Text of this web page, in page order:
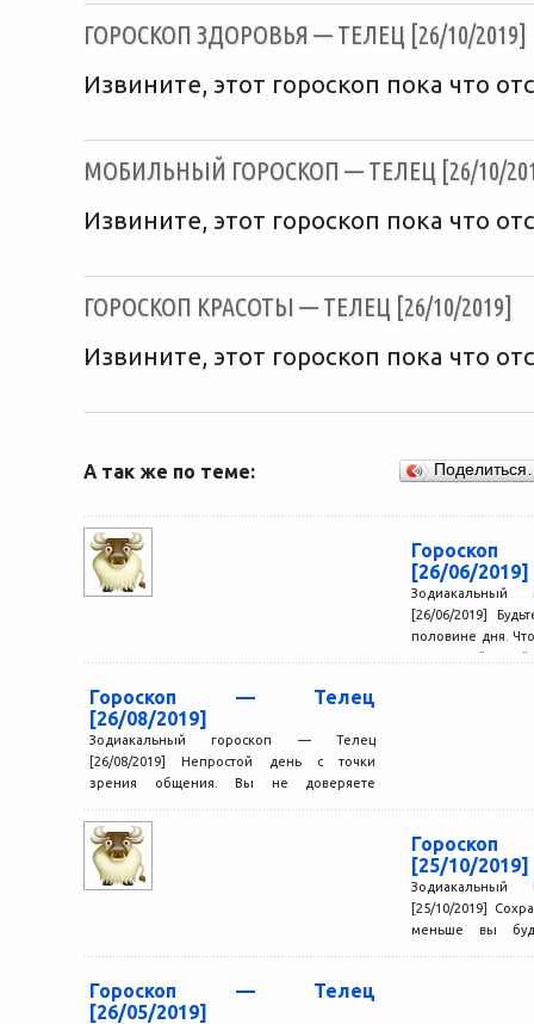
ГОРОСКОП ЗДОРОВЬЯ — ТЕЛЕЦ [26/10/2019]
Извините, этот гороскоп пока что
МОБИЛЬНЫЙ ГОРОСКОП — ТЕЛЕЦ [26/10/
Извините, этот гороскоп пока что
ГОРОСКОП КРАСОТЫ — ТЕЛЕЦ [26/10/2019]
Извините, этот гороскоп пока что
А так же по теме:
[26/06/2019]
[26/06/2019]
половине дня.
не начинайте
Гороскоп — Телец
[26/08/2019]
Зодиакальный гороскоп — Телец
[26/08/2019] Непростой день с точки
зрения общения. Вы не доверяете
стараетесь...
[25/10/2019]
[25/10/2019]
меньше вы
Гороскоп — Телец
[26/05/2019]